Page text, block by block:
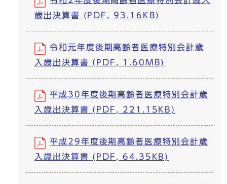
歳出決算書 (PDF, 93.16KB)
令和元年度後期高齢者医療特別会計歳
入歳出決算書 (PDF, 1.60MB)
平成30年度後期高齢者医療特別会計歳
入歳出決算書 (PDF, 221.15KB)
平成29年度後期高齢者医療特別会計歳
入歳出決算書 (PDF, 64.35KB)